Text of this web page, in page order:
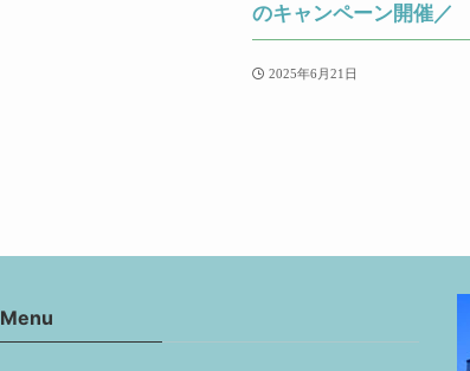
のキャンペーン開催／
2025年6月21日
Menu